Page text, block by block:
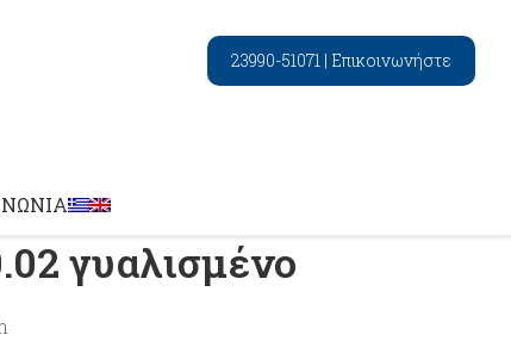
γυαλισμένο
23990-51071 | Επικοινωνήστε